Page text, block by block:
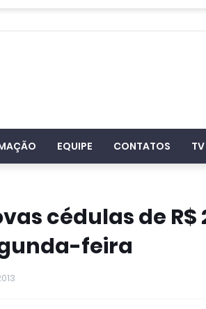
EQUIPE CONTATOS
cédulas de
feira